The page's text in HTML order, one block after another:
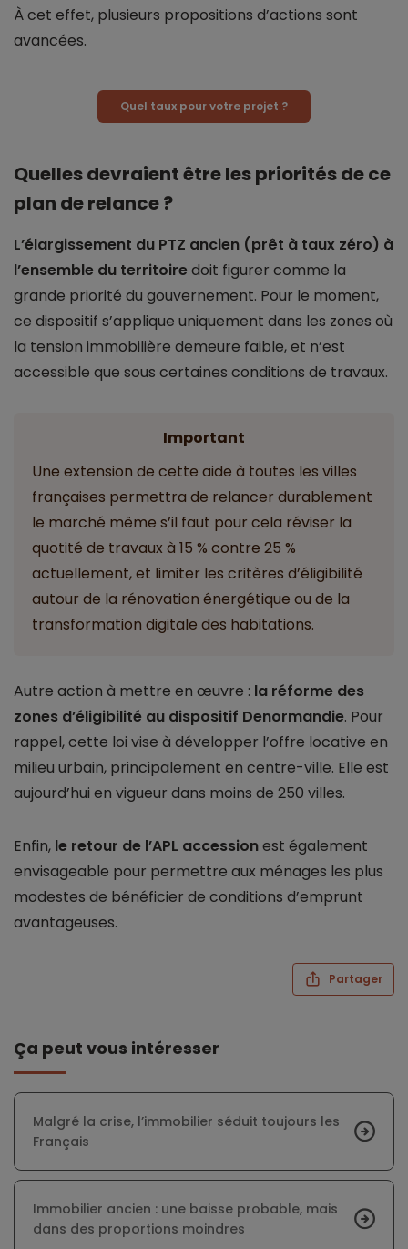
À cet effet, plusieurs propositions d’actions sont
avancées.
Quel taux pour votre projet ?
Quelles devraient être les priorités de ce
plan de relance ?
L’élargissement du PTZ ancien (prêt à taux zéro) à
l’ensemble du territoiredoit figurer comme la
grande priorité du gouvernement. Pour le moment,
ce dispositif s’applique uniquement dans les zones où
la tension immobilière demeure faible, et n’est
accessible que sous certaines conditions de travaux.
Important
Une extension de cette aide à toutes les villes
françaises permettra de relancer durablement
le marché même s’il faut pour cela réviser la
quotité de travaux à 15 % contre 25 %
actuellement, et limiter les critères d’éligibilité
autour de la rénovation énergétique ou de la
transformation digitale des habitations.
Autre action à mettre en œuvre : la réforme des
zones d’éligibilité au dispositif Denormandie. Pour
rappel, cette loi vise à développer l’offre locative en
milieu urbain, principalement en centre-ville. Elle est
aujourd’hui en vigueur dans moins de 250 villes.
Enfin, le retour de l’APL accessionest également
envisageable pour permettre aux ménages les plus
modestes de bénéficier de conditions d’emprunt
avantageuses.
Partager
Ça peut vous intéresser
Malgré la crise, l’immobilier séduit toujours les
Français
Immobilier ancien : une baisse probable, mais
dans des proportions moindres